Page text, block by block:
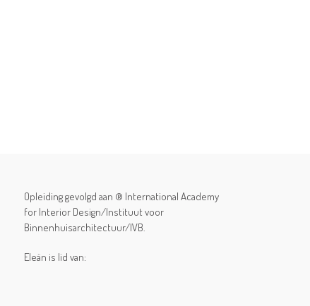
Opleiding gevolgd aan ® International Academy
for Interior Design/Instituut voor
Binnenhuisarchitectuur/IVB.
Eleän is lid van: